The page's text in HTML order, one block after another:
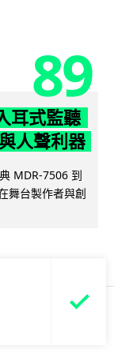
89
耳式監聽
人聲利器
MDR-7506 到
舞台製作者與創